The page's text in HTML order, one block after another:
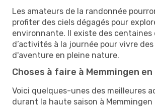
Les amateurs de la randonnée
profiter des ciels dégagés pour
environnante. Il existe des centaines
d’activités à la journée pour vivre
d'aventure en pleine nature.
Choses à faire à Memmingen
Voici quelques-unes des meilleures
durant la haute saison à Memmingen